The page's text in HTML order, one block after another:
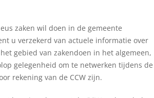
zaken wil doen in de gemeente
u verzekerd van actuele informatie over
gebied van zakendoen in het algemeen,
gelegenheid om te netwerken tijdens de
rekening van de CCW zijn.